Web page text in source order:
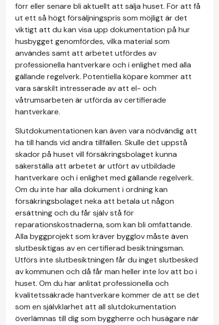
förr eller senare bli aktuellt att sälja huset. För att få
ut ett så högt försäljningspris som möjligt är det
viktigt att du kan visa upp dokumentation på hur
husbygget genomfördes, vilka material som
användes samt att arbetet utfördes av
professionella hantverkare och i enlighet med alla
gällande regelverk. Potentiella köpare kommer att
vara särskilt intresserade av att el- och
våtrumsarbeten är utförda av certifierade
hantverkare.
Slutdokumentationen kan även vara nödvändig att
ha till hands vid andra tillfällen. Skulle det uppstå
skador på huset vill försäkringsbolaget kunna
säkerställa att arbetet är utfört av utbildade
hantverkare och i enlighet med gällande regelverk.
Om du inte har alla dokument i ordning kan
försäkringsbolaget neka att betala ut någon
ersättning och du får själv stå för
reparationskostnaderna, som kan bli omfattande.
Alla byggprojekt som kräver bygglov måste även
slutbesiktigas av en certifierad besiktningsman.
Utförs inte slutbesiktningen får du inget slutbesked
av kommunen och då får man heller inte lov att bo i
huset. Om du har anlitat professionella och
kvalitetssäkrade hantverkare kommer de att se det
som en självklarhet att all slutdokumentation
överlämnas till dig som byggherre och husägare när